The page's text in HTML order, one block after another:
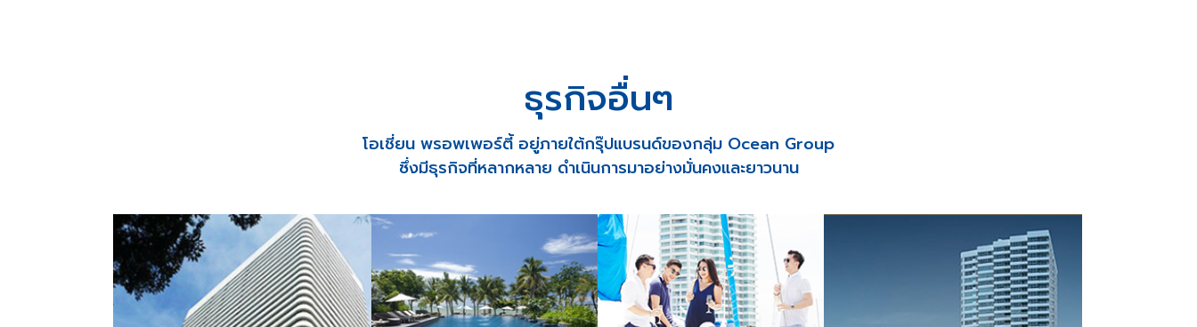
ธุรกิจอื่นๆ
โอเชี่ยน พรอพเพอร์ตี้ อยู่ภายใต้กรุ๊ปแบรนด์ของกลุ่ม Ocean Group
ซึ่งมีธุรกิจที่หลากหลาย ดำเนินการมาอย่างมั่นคงและยาวนาน